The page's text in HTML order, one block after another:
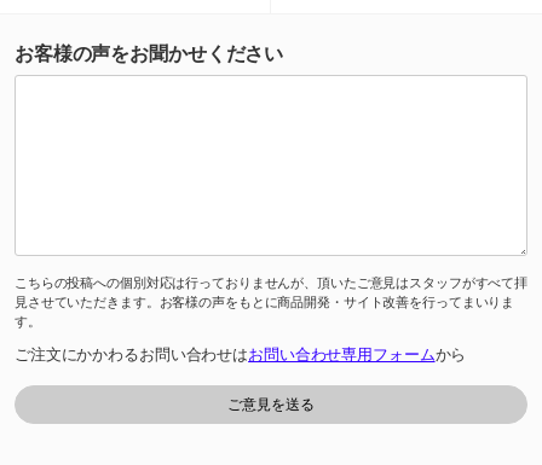
お客様の声をお聞かせください
こちらの投稿への個別対応は行っておりませんが、頂いたご意見はスタッフがすべて拝
見させていただきます。お客様の声をもとに商品開発・サイト改善を行ってまいりま
す。
ご注文にかかわるお問い合わせはお問い合わせ専用フォームから